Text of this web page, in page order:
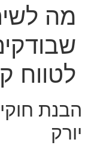
מה
לטווח
הבנת
יורק